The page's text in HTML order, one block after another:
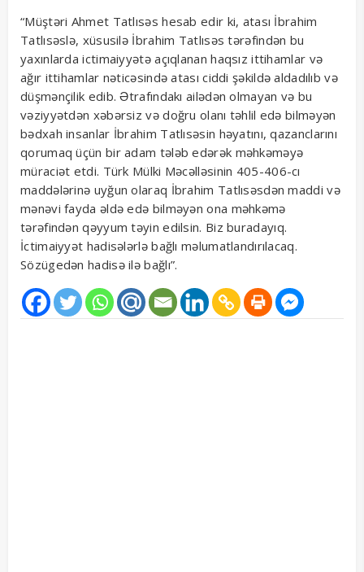
“Müştəri Ahmet Tatlısəs hesab edir ki, atası İbrahim
Tatlısəslə, xüsusilə İbrahim Tatlısəs tərəfindən bu
yaxınlarda ictimaiyyətə açıqlanan haqsız ittihamlar və
ağır ittihamlar nəticəsində atası ciddi şəkildə aldadılıb və
düşmənçilik edib. Ətrafındakı ailədən olmayan və bu
vəziyyətdən xəbərsiz və doğru olanı təhlil edə bilməyən
bədxah insanlar İbrahim Tatlısəsin həyatını, qazanclarını
qorumaq üçün bir adam tələb edərək məhkəməyə
müraciət etdi. Türk Mülki Məcəlləsinin 405-406-cı
maddələrinə uyğun olaraq İbrahim Tatlısəsdən maddi və
mənəvi fayda əldə edə bilməyən ona məhkəmə
tərəfindən qəyyum təyin edilsin. Biz buradayıq.
İctimaiyyət hadisələrlə bağlı məlumatlandırılacaq.
Sözügedən hadisə ilə bağlı”.